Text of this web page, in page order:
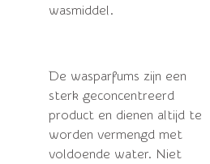
wasmiddel.
De wasparfums zijn een
sterk geconcentreerd
product en dienen altijd te
worden vermengd met
voldoende water. Niet